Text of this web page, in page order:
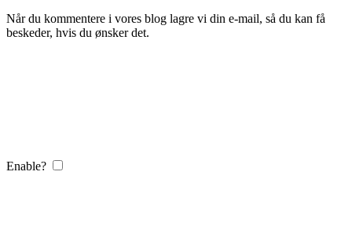
Når du kommentere i vores blog lagre vi din e-mail, så du kan få
beskeder, hvis du ønsker det.
Enable?